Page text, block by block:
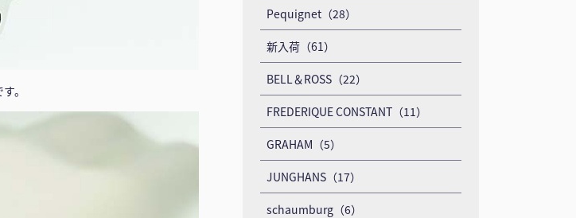
。
Pequignet（28）
新入荷（61）
BELL＆ROSS（22）
FREDERIQUE CONSTANT（11）
GRAHAM（5）
JUNGHANS（17）
schaumburg（6）